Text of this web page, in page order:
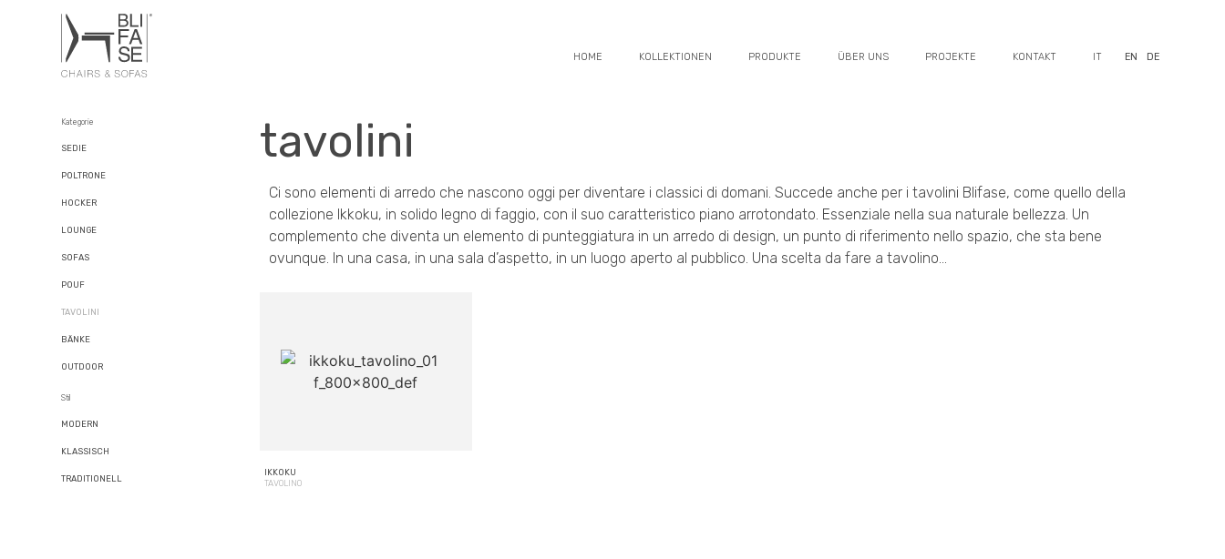
HOME KOLLEKTIONEN PRODUKTE ÜBER UNS PROJEKTE KONTAKT IT EN DE
Kategorie
SEDIE
POLTRONE
HOCKER
LOUNGE
SOFAS
POUF
TAVOLINI
BÄNKE
OUTDOOR
Stil
MODERN
KLASSISCH
TRADITIONELL
tavolini
Ci sono elementi di arredo che nascono oggi per diventare i classici di domani. Succede anche per i tavolini Blifase, come quello della
collezione Ikkoku, in solido legno di faggio, con il suo caratteristico piano arrotondato. Essenziale nella sua naturale bellezza. Un
complemento che diventa un elemento di punteggiatura in un arredo di design, un punto di riferimento nello spazio, che sta bene
ovunque. In una casa, in una sala d’aspetto, in un luogo aperto al pubblico. Una scelta da fare a tavolino…
IKKOKU
TAVOLINO